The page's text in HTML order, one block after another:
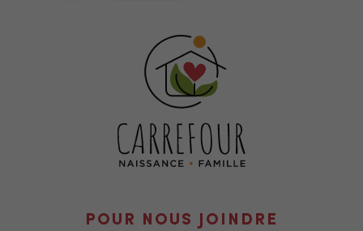
POUR NOUS JOINDRE